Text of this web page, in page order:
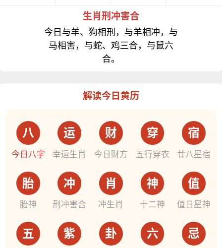
生肖刑冲害合
今日与羊、狗相刑，与羊相冲，与
马相害，与蛇、鸡三合，与鼠六
合。
解读今日黄历
八
今日八字
运
幸运生肖
财
今日财方
穿
五行穿衣
宿
廿八星宿
胎
胎神
冲
刑冲害合
肖
冲生肖
神
十二神
值
值日星神
五 紫 卦 六 忌